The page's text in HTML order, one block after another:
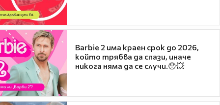
Barbie 2 има краен срок до 2026,
който трябва да спази, иначе
никога няма да се случи.😯💥